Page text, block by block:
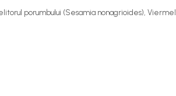
porumbului (Sesamia nonagrioides),